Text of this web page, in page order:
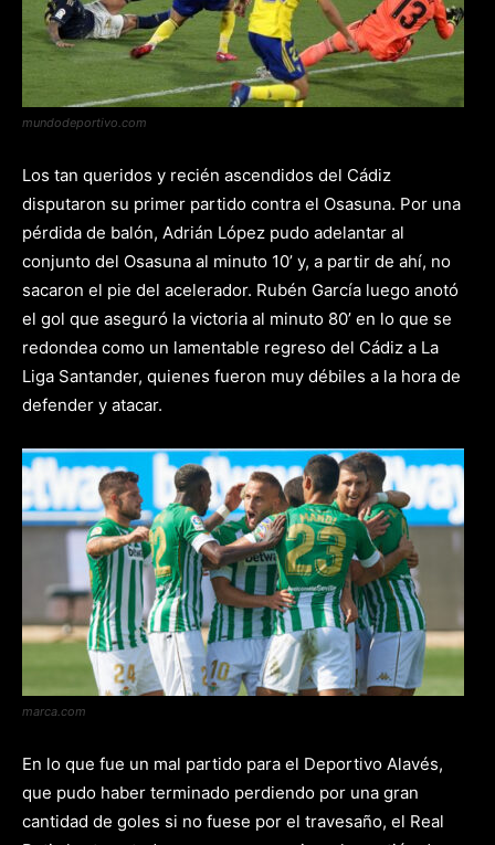
mundodeportivo.com
Los tan queridos y recién ascendidos del Cádiz
disputaron su primer partido contra el Osasuna. Por una
pérdida de balón, Adrián López pudo adelantar al
conjunto del Osasuna al minuto 10’ y, a partir de ahí, no
sacaron el pie del acelerador. Rubén García luego anotó
el gol que aseguró la victoria al minuto 80’ en lo que se
redondea como un lamentable regreso del Cádiz a La
Liga Santander, quienes fueron muy débiles a la hora de
defender y atacar.
marca.com
En lo que fue un mal partido para el Deportivo Alavés,
que pudo haber terminado perdiendo por una gran
cantidad de goles si no fuese por el travesaño, el Real